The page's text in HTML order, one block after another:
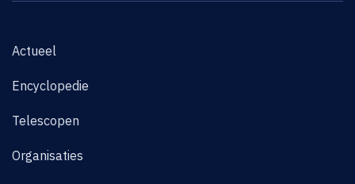
Actueel
Encyclopedie
Telescopen
Organisaties